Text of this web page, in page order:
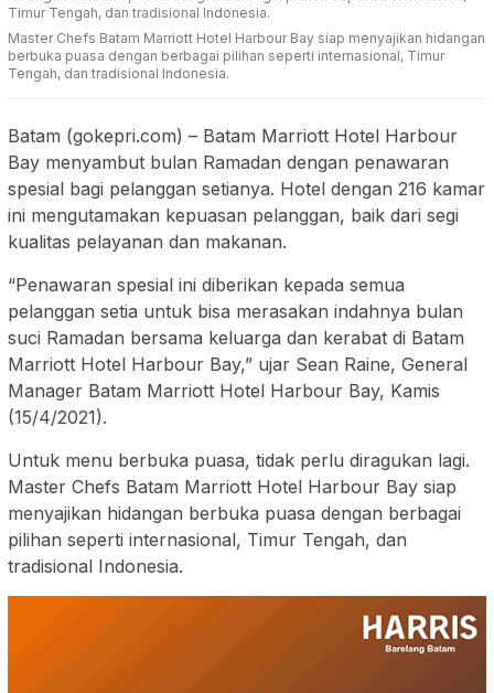
Master Chefs Batam Marriott Hotel Harbour Bay siap menyajikan hidangan
berbuka puasa dengan berbagai pilihan seperti internasional, Timur
Tengah, dan tradisional Indonesia.
Batam (gokepri.com) – Batam Marriott Hotel Harbour
Bay menyambut bulan Ramadan dengan penawaran
spesial bagi pelanggan setianya. Hotel dengan 216 kamar
ini mengutamakan kepuasan pelanggan, baik dari segi
kualitas pelayanan dan makanan.
“Penawaran spesial ini diberikan kepada semua
pelanggan setia untuk bisa merasakan indahnya bulan
suci Ramadan bersama keluarga dan kerabat di Batam
Marriott Hotel Harbour Bay,” ujar Sean Raine, General
Manager Batam Marriott Hotel Harbour Bay, Kamis
(15/4/2021).
Untuk menu berbuka puasa, tidak perlu diragukan lagi.
Master Chefs Batam Marriott Hotel Harbour Bay siap
menyajikan hidangan berbuka puasa dengan berbagai
pilihan seperti internasional, Timur Tengah, dan
tradisional Indonesia.